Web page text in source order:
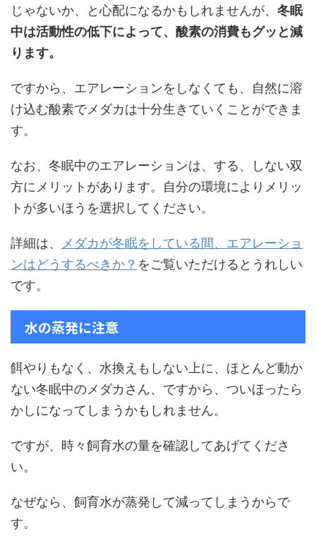
じゃないか、と心配になるかもしれませんが、 冬眠
中は活動性の低下によって、酸素の消費もグッと減
ります。
ですから、エアレーションをしなくても、自然に溶
け込む酸素でメダカは十分生きていくことができま
す。
なお、冬眠中のエアレーションは、する、しない双
方にメリットがあります。自分の環境によりメリッ
トが多いほうを選択してください。
詳細は、
メダカが冬眠をしている間、エアレーショ
ンはどうするべきか？ をご覧いただけるとうれしい
です。
水の蒸発に注意
餌やりもなく、水換えもしない上に、ほとんど動か
ない冬眠中のメダカさん、ですから、ついほったら
かしになってしまうかもしれません。
ですが、時々飼育水の量を確認してあげてくださ
い。
なぜなら、飼育水が蒸発して減ってしまうからで
す。